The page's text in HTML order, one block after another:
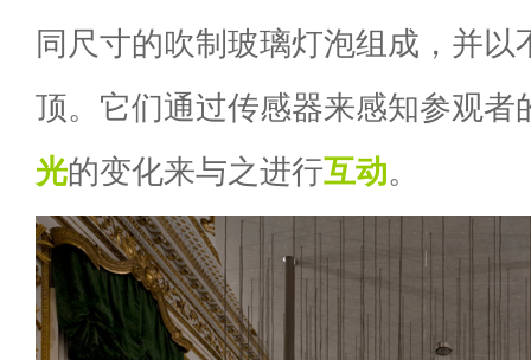
同尺寸的吹制玻璃灯泡组成，并以
顶。它们通过传感器来感知参观者
光的变化来与之进行互动。